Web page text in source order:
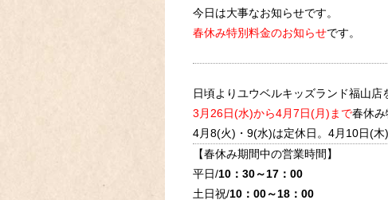
今日は大事なお知らせです。
春休み特別料金のお知らせです。
日頃よりユウベルキッズランド福山店
3月26日(水)から4月7日(月)まで春休み
4月8(火)・9(水)は定休日。4月10日(木
【春休み期間中の営業時間】
平日/10：30～17：00
土日祝/10：00～18：00